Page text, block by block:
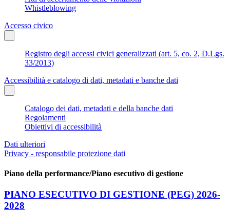
Whistleblowing
Accesso civico
Registro degli accessi civici generalizzati (art. 5, co. 2, D.Lgs.
33/2013)
Accessibilità e catalogo di dati, metadati e banche dati
Catalogo dei dati, metadati e della banche dati
Regolamenti
Obiettivi di accessibilità
Dati ulteriori
Privacy - responsabile protezione dati
Piano della performance/Piano esecutivo di gestione
PIANO ESECUTIVO DI GESTIONE (PEG) 2026-
2028